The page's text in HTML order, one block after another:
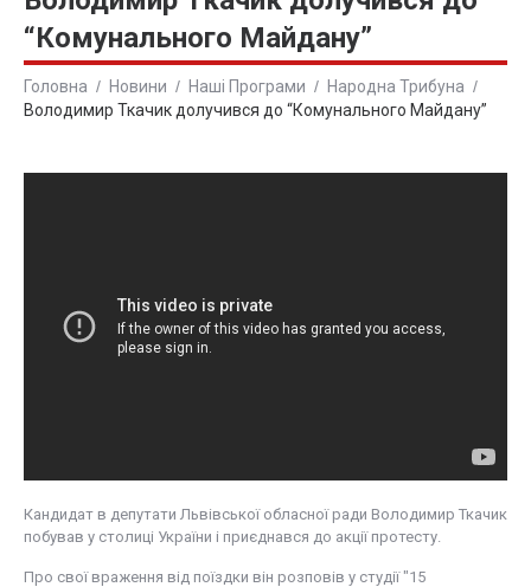
“Комунального Майдану”
Головна Новини Наші Програми
Народна Трибуна
Володимир Ткачик долучився до “Комунального Майдану”
Кандидат в депутати Львівської обласної ради Володимир Ткачик
побував у столиці України і приєднався до акції протесту.
Про свої враження від поїздки він розповів у студії "15